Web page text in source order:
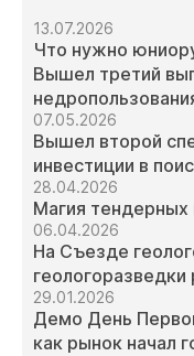
13.07.2026
Что нужно
Вышел третий
07.05.2026
Вышел второй
инвестиции в
28.04.2026
Магия
06.04.2026
На Съезде
геологоразведки
29.01.2026
Демо День
как рынок начал